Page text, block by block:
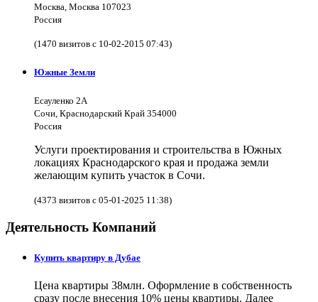
Москва, Москва 107023
Россия
(1470 визитов с 10-02-2015 07:43)
Южные Земли
Есауленко 2А
Сочи, Краснодарский Край 354000
Россия
Услуги проектирования и строительства в Южных
локациях Краснодарского края и продажа земли
желающим купить участок в Сочи.
(4373 визитов с 05-01-2025 11:38)
Деятельность Компаний
Купить квартиру в Дубае
Цена квартиры 38млн. Оформление в собственность
сразу после внесения 10% цены квартиры. Далее